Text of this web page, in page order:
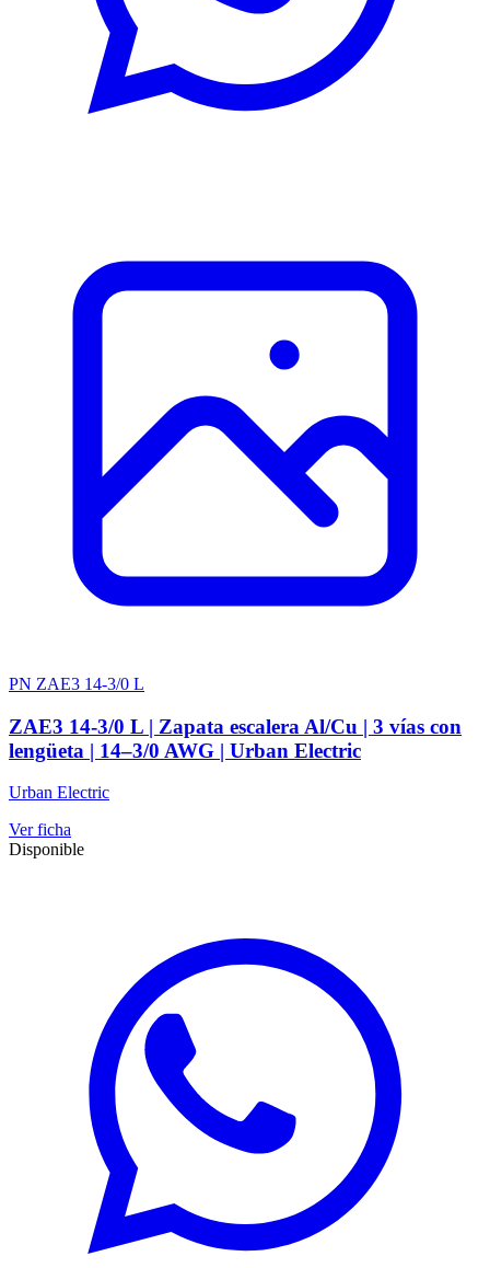
PN ZAE3 14-3/0 L
ZAE3 14-3/0 L | Zapata escalera Al/Cu | 3 vías con
lengüeta | 14–3/0 AWG | Urban Electric
Urban Electric
Ver ficha
Disponible